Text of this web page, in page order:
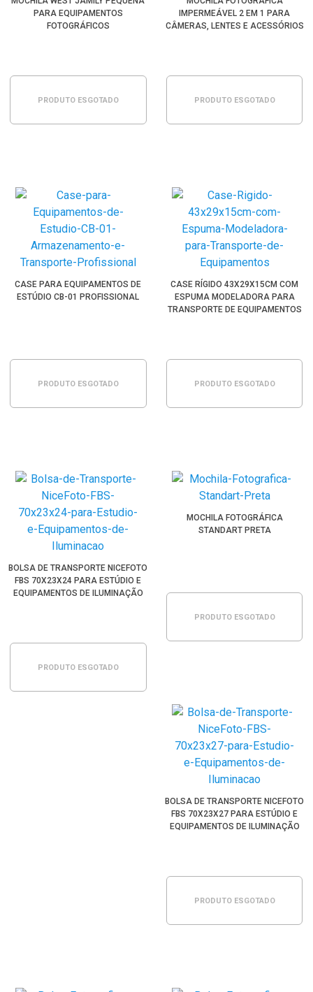
PARA EQUIPAMENTOS
FOTOGRÁFICOS
PRODUTO ESGOTADO
IMPERMEÁVEL 2 EM 1 PARA
CÂMERAS, LENTES E ACESSÓRIOS
PRODUTO ESGOTADO
CASE PARA EQUIPAMENTOS DE
ESTÚDIO CB-01 PROFISSIONAL
PRODUTO ESGOTADO
CASE RÍGIDO 43X29X15CM COM
ESPUMA MODELADORA PARA
TRANSPORTE DE EQUIPAMENTOS
PRODUTO ESGOTADO
BOLSA DE TRANSPORTE NICEFOTO
FBS 70X23X24 PARA ESTÚDIO E
EQUIPAMENTOS DE ILUMINAÇÃO
PRODUTO ESGOTADO
MOCHILA FOTOGRÁFICA
STANDART PRETA
PRODUTO ESGOTADO
BOLSA DE TRANSPORTE NICEFOTO
FBS 70X23X27 PARA ESTÚDIO E
EQUIPAMENTOS DE ILUMINAÇÃO
PRODUTO ESGOTADO